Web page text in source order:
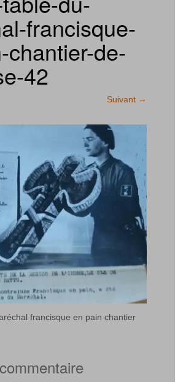
francisque-
chantier-de-
42
Suivant →
francisque en pain chantier